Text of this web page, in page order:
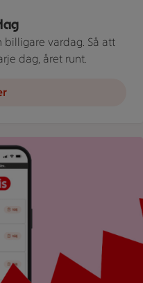
billigare vardag. Så att
dag, året runt.